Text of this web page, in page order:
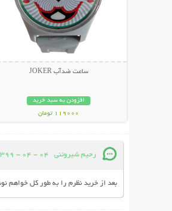
ساعت ضدآب JOKER
افزودن به سبد خرید
119000 تومان
رحیم شیروتنی 04 - 04 - 1399
بعد از خرید نظرم را به طور کل خواهم